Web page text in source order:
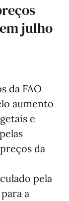
julho
da FAO
aumento
e
da
pela
a